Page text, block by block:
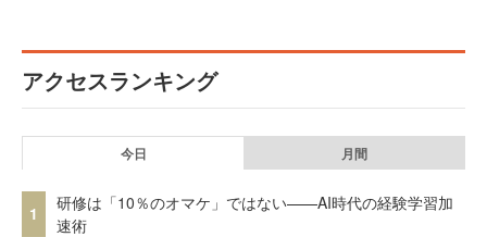
アクセスランキング
今日 月間
1
研修は「10％のオマケ」ではない——AI時代の経験学習加
速術